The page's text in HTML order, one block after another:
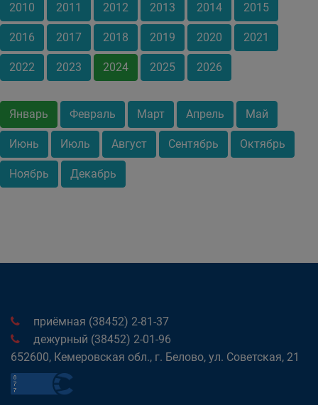
2010 2011 2012 2013 2014 2015
2016 2017 2018 2019 2020 2021
2022 2023 2024 2025 2026
Январь Февраль Март Апрель Май
Июнь Июль Август Сентябрь Октябрь
Ноябрь Декабрь
приёмная (38452) 2-81-37
дежурный (38452) 2-01-96
652600, Кемеровская обл., г. Белово, ул. Советская, 21